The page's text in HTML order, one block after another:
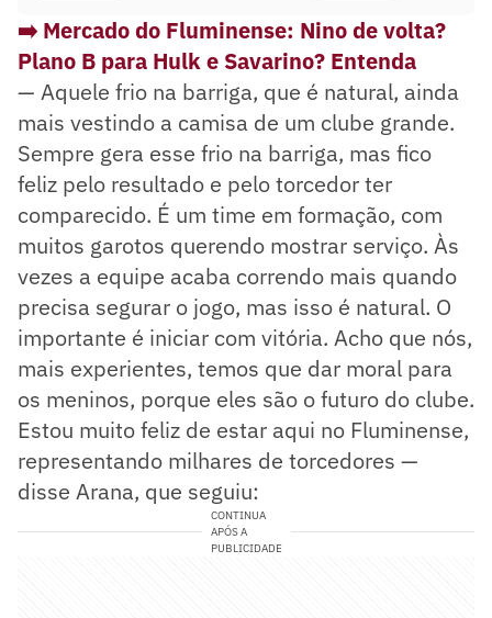
➡️ Mercado do Fluminense: Nino de volta?
Plano B para Hulk e Savarino? Entenda
— Aquele frio na barriga, que é natural, ainda
mais vestindo a camisa de um clube grande.
Sempre gera esse frio na barriga, mas fico
feliz pelo resultado e pelo torcedor ter
comparecido. É um time em formação, com
muitos garotos querendo mostrar serviço. Às
vezes a equipe acaba correndo mais quando
precisa segurar o jogo, mas isso é natural. O
importante é iniciar com vitória. Acho que nós,
mais experientes, temos que dar moral para
os meninos, porque eles são o futuro do clube.
Estou muito feliz de estar aqui no Fluminense,
representando milhares de torcedores —
disse Arana, que seguiu:
CONTINUA
APÓS A
PUBLICIDADE